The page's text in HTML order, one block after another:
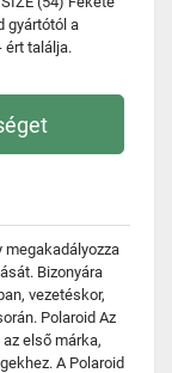
gyártótól a
ért találja.
megakadályozza
Bizonyára
vezetéskor,
Polaroid Az
első márka,
A Polaroid